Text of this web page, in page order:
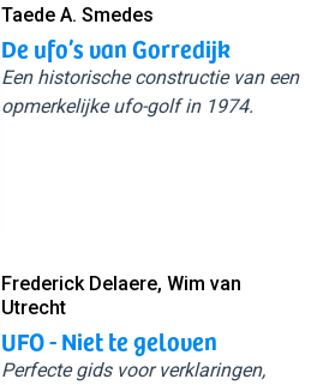
Taede A. Smedes
De ufo’s van Gorredijk
Een historische constructie van een
opmerkelijke ufo-golf in 1974.
Frederick Delaere, Wim van
Utrecht
UFO - Niet te geloven
Perfecte gids voor verklaringen,